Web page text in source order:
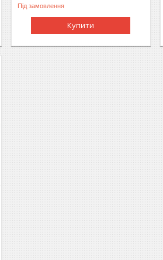
Під замовлення
Купити